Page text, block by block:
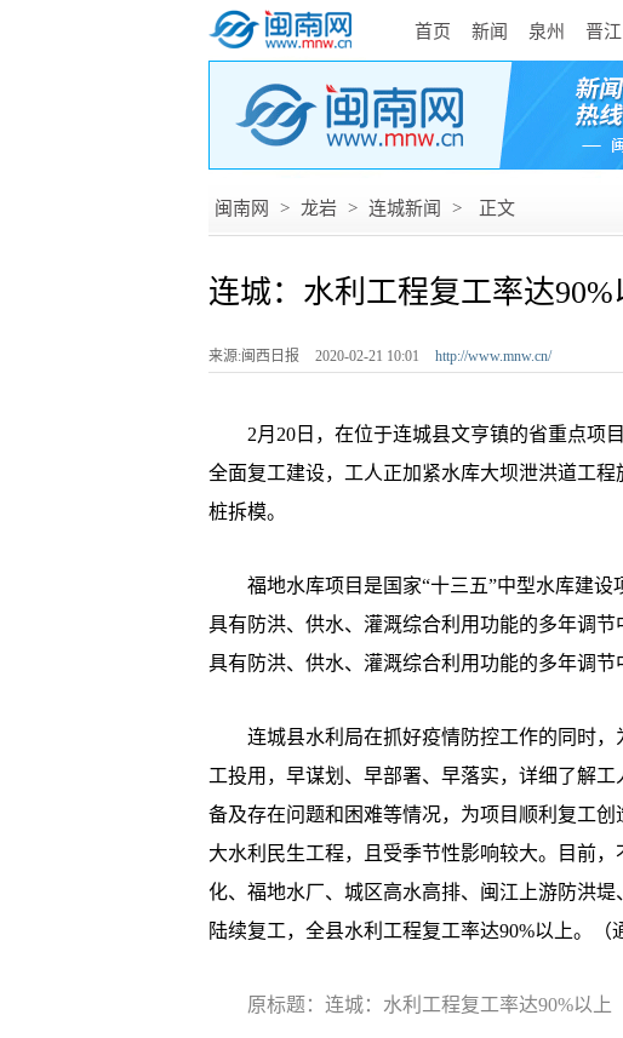
首页 新闻 泉州 晋江
闽南网 > 龙岩 > 连城新闻 > 正文
连城：水利工程复工率达90%
来源:闽西日报 2020-02-21 10:01 http://www.mnw.cn/
2月20日，在位于连城县文亨镇的省重点项
全面复工建设，工人正加紧水库大坝泄洪道工
桩拆模。
福地水库项目是国家“十三五”中型水库建设
具有防洪、供水、灌溉综合利用功能的多年调
具有防洪、供水、灌溉综合利用功能的多年调节
连城县水利局在抓好疫情防控工作的同时，
工投用，早谋划、早部署、早落实，详细了解
备及存在问题和困难等情况，为项目顺利复工
大水利民生工程，且受季节性影响较大。目前
化、福地水厂、城区高水高排、闽江上游防洪
陆续复工，全县水利工程复工率达90%以上。（
原标题：连城：水利工程复工率达90%以上